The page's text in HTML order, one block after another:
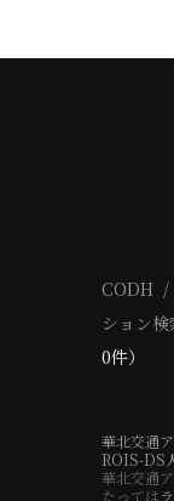
CODH
ション検
0件）
華北交通
ROIS-DS
華北交通
たっては